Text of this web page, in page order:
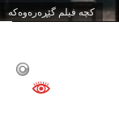
كچه‌ فیلم گێڕه‌ره‌وه‌كه‌